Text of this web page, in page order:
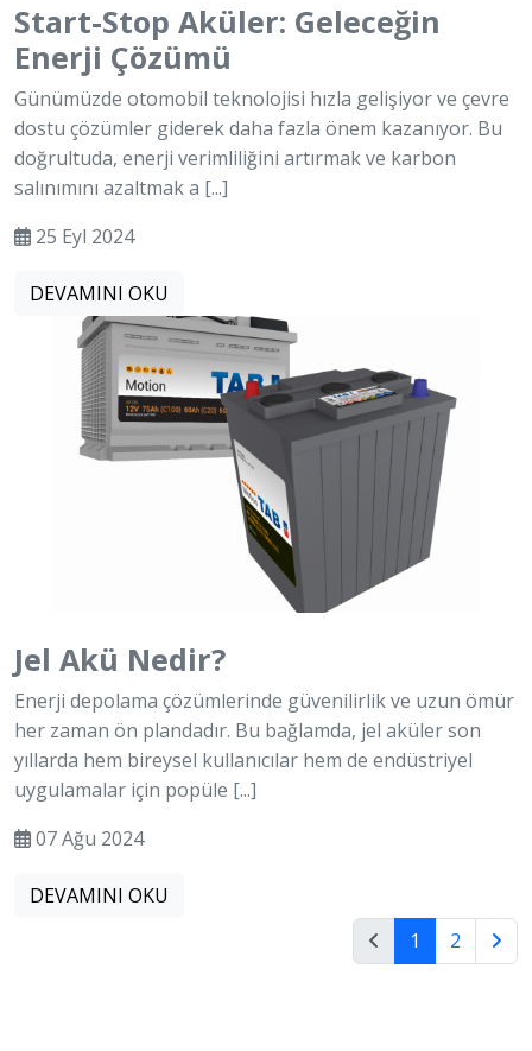
Start-Stop Aküler: Geleceğin
Enerji Çözümü
Günümüzde otomobil teknolojisi hızla gelişiyor ve çevre
dostu çözümler giderek daha fazla önem kazanıyor. Bu
doğrultuda, enerji verimliliğini artırmak ve karbon
salınımını azaltmak a [...]
25 Eyl 2024
DEVAMINI OKU
Jel Akü Nedir?
Enerji depolama çözümlerinde güvenilirlik ve uzun ömür
her zaman ön plandadır. Bu bağlamda, jel aküler son
yıllarda hem bireysel kullanıcılar hem de endüstriyel
uygulamalar için popüle [...]
07 Ağu 2024
DEVAMINI OKU
1
2